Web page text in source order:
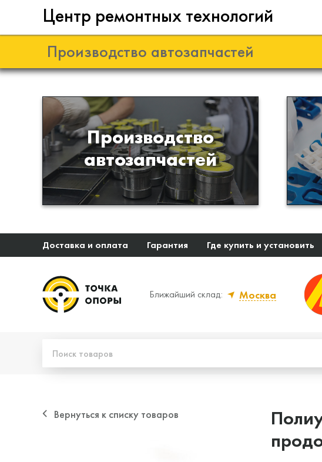
Центр ремонтных технологий
Производство автозапчастей
Производство
автозапчастей
Разработка и
производство деталей из
эластомеров для подвески
автомобиля
Доставка и оплата Гарантия Где купить и установить
Ближайший склад:
Москва
Вернуться к списку товаров